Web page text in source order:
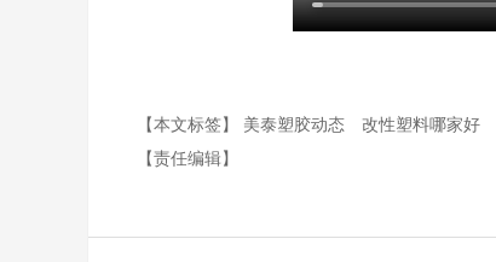
【本文标签】 美泰塑胶动态 改性塑料哪家好
【责任编辑】